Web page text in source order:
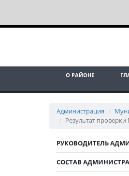
О РАЙОНЕ
Администрация
Результат
РУКОВОДИТЕЛЬ
СОСТАВ